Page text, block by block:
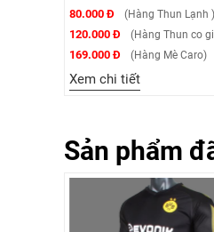
80.000 Đ (Hàng Thun Lạnh )
120.000 Đ (Hàng Thun co
169.000 Đ (Hàng Mè Caro)
Xem chi tiết
Sản phẩm